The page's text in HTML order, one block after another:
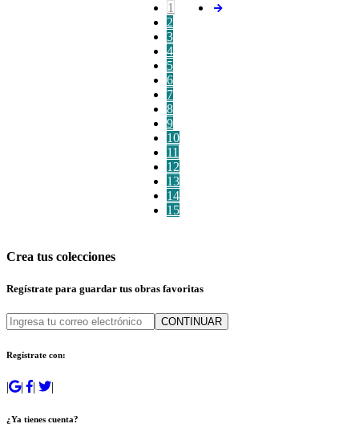
1
2
3
4
5
6
7
8
9
10
11
12
13
14
15
Crea tus colecciones
Regístrate para guardar tus obras favoritas
CONTINUAR
Regístrate con:
| | | |
¿Ya tienes cuenta?